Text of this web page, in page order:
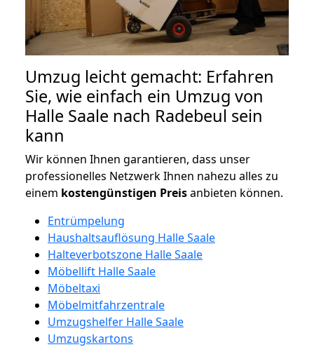
Umzug leicht gemacht: Erfahren
Sie, wie einfach ein Umzug von
Halle Saale nach Radebeul sein
kann
Wir können Ihnen garantieren, dass unser
professionelles Netzwerk Ihnen nahezu alles zu
einem kostengünstigen Preisanbieten können.
Entrümpelung
Haushaltsauflösung Halle Saale
Halteverbotszone Halle Saale
Möbellift Halle Saale
Möbeltaxi
Möbelmitfahrzentrale
Umzugshelfer Halle Saale
Umzugskartons